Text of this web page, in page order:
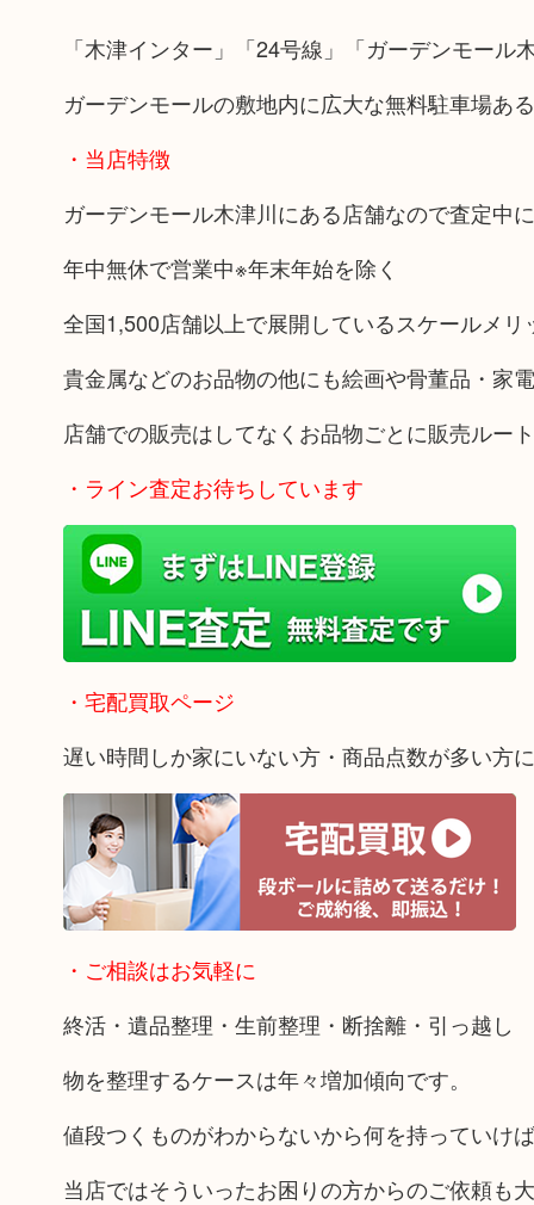
「木津インター」「24号線」「ガーデンモール
ガーデンモールの敷地内に広大な無料駐車場あ
・当店特徴
ガーデンモール木津川にある店舗なので査定中
年中無休で営業中※年末年始を除く
全国1,500店舗以上で展開しているスケールメリ
貴金属などのお品物の他にも絵画や骨董品・家
店舗での販売はしてなくお品物ごとに販売ルー
・ライン査定お待ちしています
・宅配買取ページ
遅い時間しか家にいない方・商品点数が多い方
・ご相談はお気軽に
終活・遺品整理・生前整理・断捨離・引っ越し
物を整理するケースは年々増加傾向です。
値段つくものがわからないから何を持っていけ
当店ではそういったお困りの方からのご依頼も大